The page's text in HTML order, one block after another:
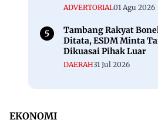
ADVERTORIAL01 Agu 2026
Tambang Rakyat
Ditata, ESDM Minta
Dikuasai Pihak Luar
DAERAH31 Jul 2026
EKONOMI